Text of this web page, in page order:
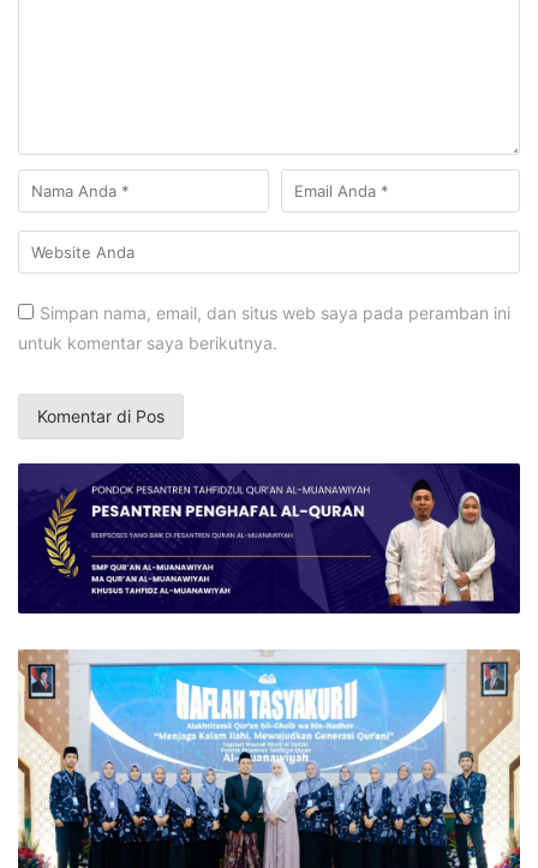
Simpan nama, email, dan situs web saya pada peramban ini
untuk komentar saya berikutnya.